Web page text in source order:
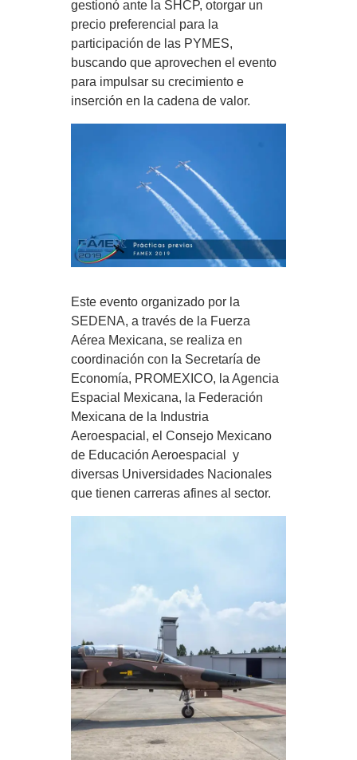
gestionó ante la SHCP, otorgar un
precio preferencial para la
participación de las PYMES,
buscando que aprovechen el evento
para impulsar su crecimiento e
inserción en la cadena de valor.
Este evento organizado por la
SEDENA, a través de la Fuerza
Aérea Mexicana, se realiza en
coordinación con la Secretaría de
Economía, PROMEXICO, la Agencia
Espacial Mexicana, la Federación
Mexicana de la Industria
Aeroespacial, el Consejo Mexicano
de Educación Aeroespacial y
diversas Universidades Nacionales
que tienen carreras afines al sector.